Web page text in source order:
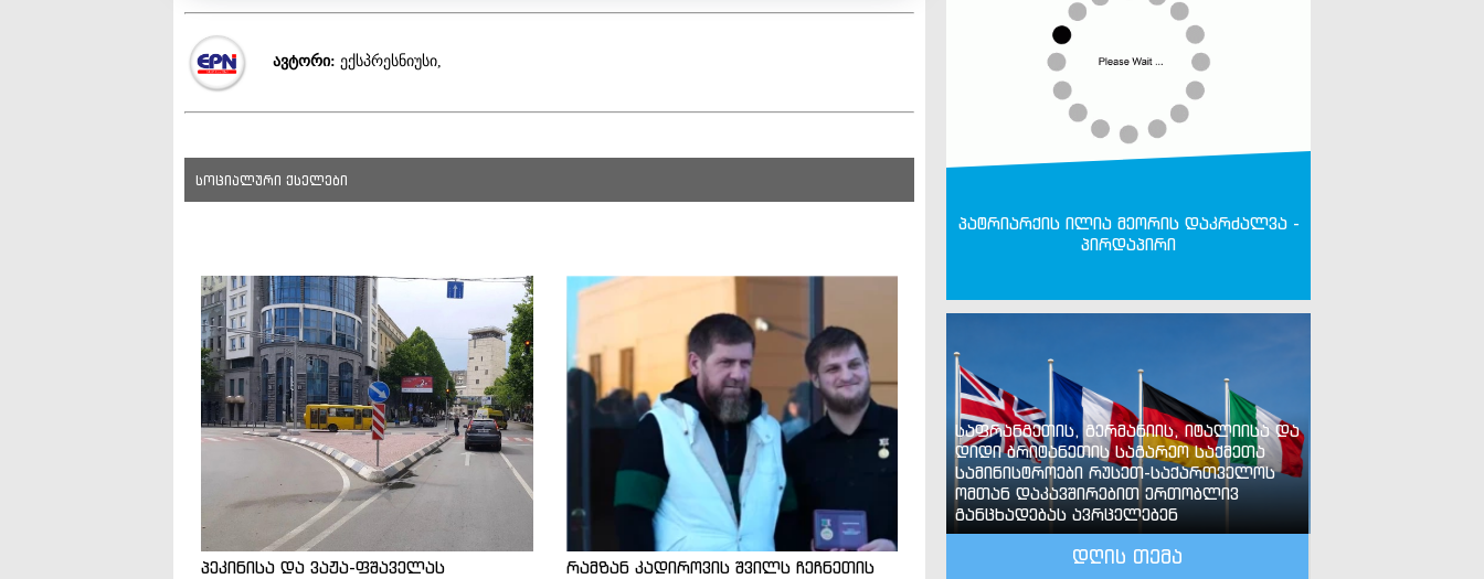
ავტორი: ექსპრესნიუსი,
სოციალური ქსელები
პეკინისა და ვაჟა-ფშაველას
რამზან კადიროვის შვილს ჩეჩნეთის
პატრიარქის ილია მეორის დაკრძალვა -
პირდაპირი
საფრანგეთის, გერმანიის, იტალიისა და
დიდი ბრიტანეთის საგარეო საქმეთა
სამინისტროები რუსეთ-საქართველოს
ომთან დაკავშირებით ერთობლივ
განცხადებას ავრცელებენ
დღის თემა